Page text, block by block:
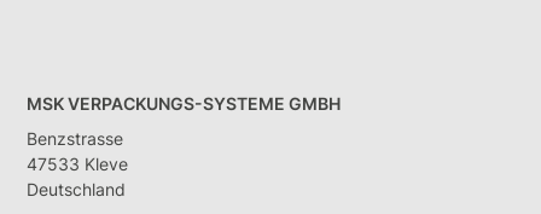
MSK VERPACKUNGS-SYSTEME GMBH
Benzstrasse
47533 Kleve
Deutschland